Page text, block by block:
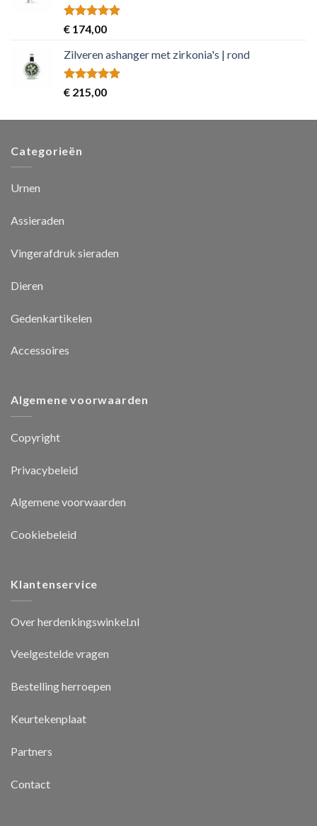
Rated5.00
out of 5
€ 174,00
Zilveren ashanger met zirkonia's | rond
Rated5.00
out of 5
€ 215,00
Categorieën
Urnen
Assieraden
Vingerafdruk sieraden
Dieren
Gedenkartikelen
Accessoires
Algemene voorwaarden
Copyright
Privacybeleid
Algemene voorwaarden
Cookiebeleid
Klantenservice
Over herdenkingswinkel.nl
Veelgestelde vragen
Bestelling herroepen
Keurtekenplaat
Partners
Contact